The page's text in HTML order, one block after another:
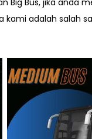
Big Bus, jika anda
kami adalah salah